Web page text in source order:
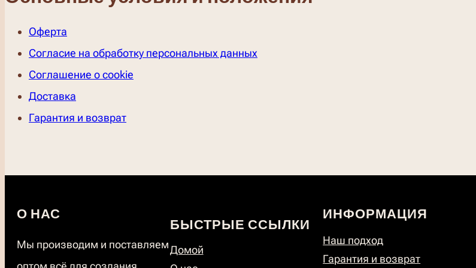
Оферта
Согласие на обработку персональных данных
Соглашение о cookie
Доставка
Гарантия и возврат
О НАС
Мы производим и поставляем
БЫСТРЫЕ ССЫЛКИ
Домой
ИНФОРМАЦИЯ
Наш подход
Гарантия и возврат